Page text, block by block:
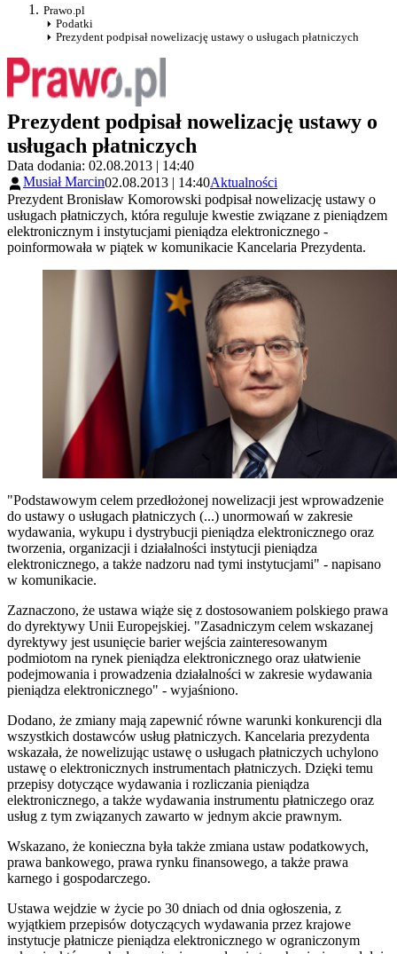
Prawo.pl
Podatki
Prezydent podpisał nowelizację ustawy o usługach płatniczych
Prezydent podpisał nowelizację ustawy o
usługach płatniczych
Data dodania: 02.08.2013 | 14:40
Musiał Marcin02.08.2013 | 14:40Aktualności
Prezydent Bronisław Komorowski podpisał nowelizację ustawy o
usługach płatniczych, która reguluje kwestie związane z pieniądzem
elektronicznym i instytucjami pieniądza elektronicznego -
poinformowała w piątek w komunikacie Kancelaria Prezydenta.
"Podstawowym celem przedłożonej nowelizacji jest wprowadzenie
do ustawy o usługach płatniczych (...) unormowań w zakresie
wydawania, wykupu i dystrybucji pieniądza elektronicznego oraz
tworzenia, organizacji i działalności instytucji pieniądza
elektronicznego, a także nadzoru nad tymi instytucjami" - napisano
w komunikacie.
Zaznaczono, że ustawa wiąże się z dostosowaniem polskiego prawa
do dyrektywy Unii Europejskiej. "Zasadniczym celem wskazanej
dyrektywy jest usunięcie barier wejścia zainteresowanym
podmiotom na rynek pieniądza elektronicznego oraz ułatwienie
podejmowania i prowadzenia działalności w zakresie wydawania
pieniądza elektronicznego" - wyjaśniono.
Dodano, że zmiany mają zapewnić równe warunki konkurencji dla
wszystkich dostawców usług płatniczych. Kancelaria prezydenta
wskazała, że nowelizując ustawę o usługach płatniczych uchylono
ustawę o elektronicznych instrumentach płatniczych. Dzięki temu
przepisy dotyczące wydawania i rozliczania pieniądza
elektronicznego, a także wydawania instrumentu płatniczego oraz
usług z tym związanych zawarto w jednym akcie prawnym.
Wskazano, że konieczna była także zmiana ustaw podatkowych,
prawa bankowego, prawa rynku finansowego, a także prawa
karnego i gospodarczego.
Ustawa wejdzie w życie po 30 dniach od dnia ogłoszenia, z
wyjątkiem przepisów dotyczących wydawania przez krajowe
instytucje płatnicze pieniądza elektronicznego w ograniczonym